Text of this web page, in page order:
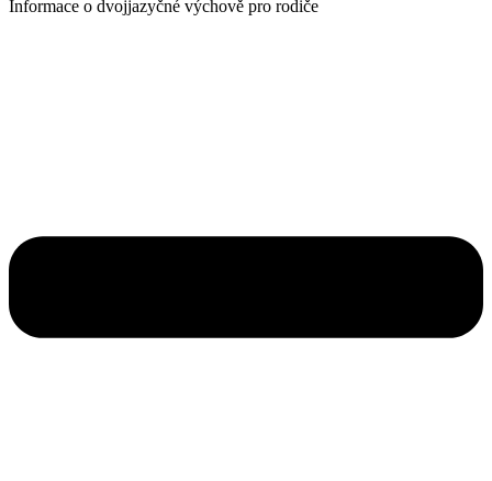
Informace o dvojjazyčné výchově pro rodiče